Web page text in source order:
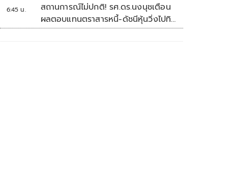
6:45 น.
สถานการณ์ไม่ปกติ! รศ.ดร.นงนุชเตือน
ผลตอบแทนตราสารหนี้-ดัชนีหุ้นวิ่งไปทิศ
เดียวกัน